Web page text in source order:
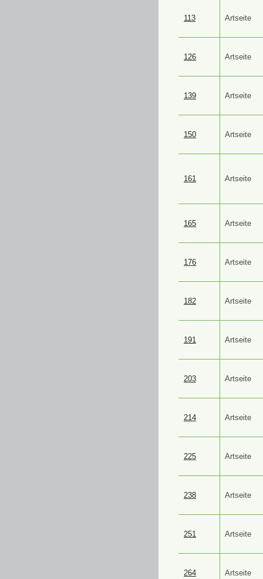
113 Artseite
126 Artseite
139 Artseite
150 Artseite
161 Artseite
165 Artseite
176 Artseite
182 Artseite
191 Artseite
203 Artseite
214 Artseite
225 Artseite
238 Artseite
251 Artseite
264 Artseite